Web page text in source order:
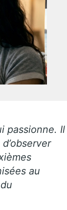
passionne. Il
au